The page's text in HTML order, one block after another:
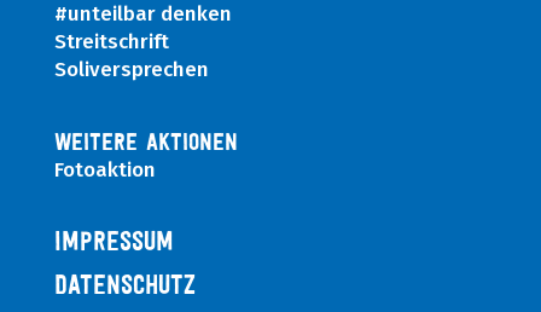
#unteilbar denken
Streitschrift
Soliversprechen
WEITERE AKTIONEN
Fotoaktion
IMPRESSUM
DATENSCHUTZ